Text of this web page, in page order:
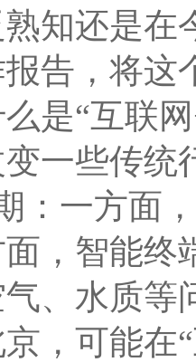
知还是
告，将这
是“互联
一些传统
：一方面
，智能
、水质等
，可能在